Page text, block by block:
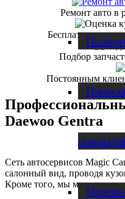
Ремонт авто в
Бесплатная
Подбор
Постоянным
Daewoo Gentra
Сеть автосервисов Magic
салонный вид, проводя
Кроме того, мы можем: